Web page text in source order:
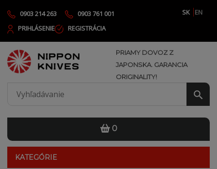
0903 214 263 0903 761 001 SK
EN
PRIHLÁSENIE
REGISTRÁCIA
PRIAMY DOVOZ Z
JAPONSKA. GARANCIA
ORIGINALITY!
0
KATEGÓRIE